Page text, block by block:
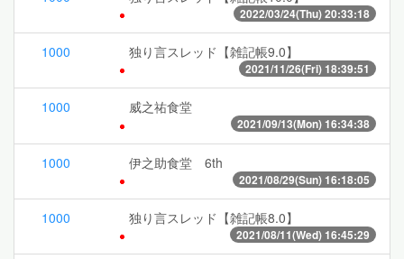
2022/03/24(Thu) 20:33:18
1000 独り言スレッド【雑記帳9.0】
2021/11/26(Fri) 18:39:51
1000 威之祐食堂
2021/09/13(Mon) 16:34:38
1000 伊之助食堂 6th
2021/08/29(Sun) 16:18:05
1000 独り言スレッド【雑記帳8.0】
2021/08/11(Wed) 16:45:29